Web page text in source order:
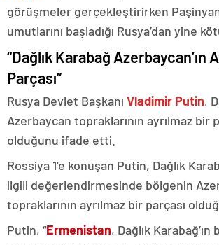
görüşmeler gerçekleştirirken
umutlarını başladığı Rusya’dan yine
“Dağlık Karabağ Azerbaycan’ın
Parçası”
Rusya Devlet Başkanı Vladimir Putin,
Azerbaycan topraklarının ayrılmaz bir
olduğunu ifade etti.
Rossiya 1’e konuşan Putin, Dağlık
ilgili değerlendirmesinde bölgenin
topraklarının ayrılmaz bir parçası
Putin, “Ermenistan, Dağlık Karabağ’ın